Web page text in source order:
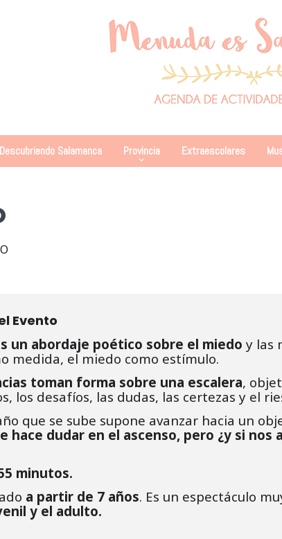
Descubriendo Salamanca Provincia Extraescolares
Evento
un abordaje poético sobre el miedo y las
medida, el miedo como estímulo.
toman forma sobre una escalera,
los desafíos, las dudas, las certezas y el
que se sube supone avanzar hacia un
hace dudar en el ascenso, pero ¿y si nos
minutos.
a partir de 7 años. Es un espectáculo
y el adulto.